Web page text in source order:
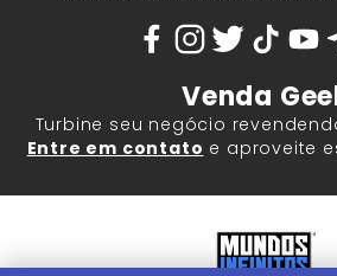
Venda
Turbine seu negócio
Entre em contato e aproveite